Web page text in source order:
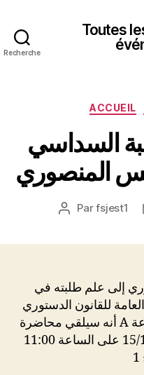
Recherche
Toutes
ACCUEIL
السداسي
المنصوري
Auteur
Parfsjest1
إلى علم طلبته في
للقانون الدستوري
مسلك المال والأعمال المجموعة A أنه سيلقي محاضرة
توجيهية يومه الجمعة 15/12/2023 على الساعة 11:00